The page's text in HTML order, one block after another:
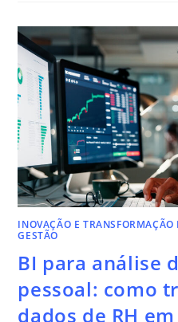
INOVAÇÃO E
GESTÃO
BI para análise
pessoal: como
dados de RH